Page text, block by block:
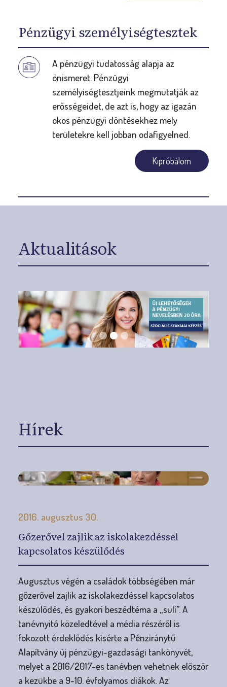
Pénzügyi személyiségtesztek
A pénzügyi tudatosság alapja az
önismeret. Pénzügyi
személyiségtesztjeink megmutatják az
erősségeidet, de azt is, hogy az igazán
okos pénzügyi döntésekhez mely
területekre kell jobban odafigyelned.
Kipróbálom
Aktualitások
Hírek
2016. augusztus 30.
Gőzerővel zajlik az iskolakezdéssel
kapcsolatos készülődés
Augusztus végén a családok többségében már
gőzerővel zajlik az iskolakezdéssel kapcsolatos
készülődés, és gyakori beszédtéma a „suli”. A
tanévnyitó közeledtével a média részéről is
fokozott érdeklődés kísérte a Pénziránytű
Alapítvány új pénzügyi-gazdasági tankönyvét,
melyet a 2016/2017-es tanévben vehetnek először
a kezükbe a 9-10. évfolyamos diákok. Az